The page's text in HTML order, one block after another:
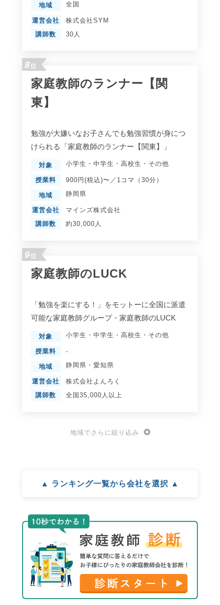
地域 全国
運営会社
株式会社SYM
講師数
30人
8位
家庭教師のランナー【関
東】
勉強が大嫌いなお子さんでも勉強習慣が身につ
けられる「家庭教師のランナー【関東】」
対象 小学生 ・ 中学生 ・ 高校生 ・ その他
授業料 900円(税込)〜／1コマ（30分）
地域 静岡県
運営会社
マインズ株式会社
講師数
約30,000人
9位
家庭教師のLUCK
「勉強を楽にする！」をモットーに全国に派遣
可能な家庭教師グループ・家庭教師のLUCK
対象 小学生 ・ 中学生 ・ 高校生 ・ その他
授業料 -
地域 静岡県 ・ 愛知県
運営会社
株式会社よんろく
講師数
全国35,000人以上
地域でさらに絞り込み
▲ ランキング一覧から会社を選択 ▲